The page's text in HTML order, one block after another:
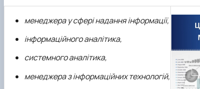
менеджера у сфері надання інформації,
інформаційного аналітика,
системного аналітика,
менеджера з інформаційних технологій,